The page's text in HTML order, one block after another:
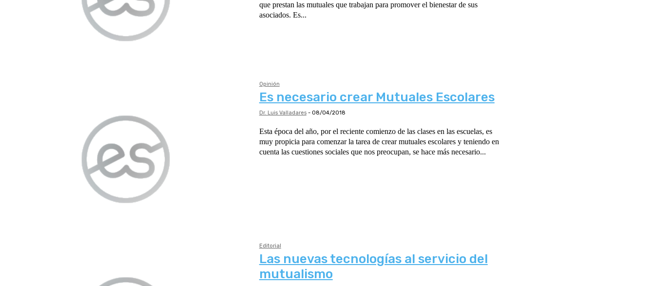
que prestan las mutuales que trabajan para promover el bienestar de sus
asociados. Es...
Opinión
Es necesario crear Mutuales Escolares
Dr. Luis Valladares - 08/04/2018
Esta época del año, por el reciente comienzo de las clases en las escuelas, es
muy propicia para comenzar la tarea de crear mutuales escolares y teniendo en
cuenta las cuestiones sociales que nos preocupan, se hace más necesario...
Editorial
Las nuevas tecnologías al servicio del
mutualismo